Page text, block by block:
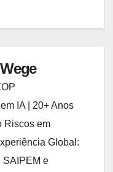
IA | 20+ Anos
Riscos em
Global:
SAIPEM e